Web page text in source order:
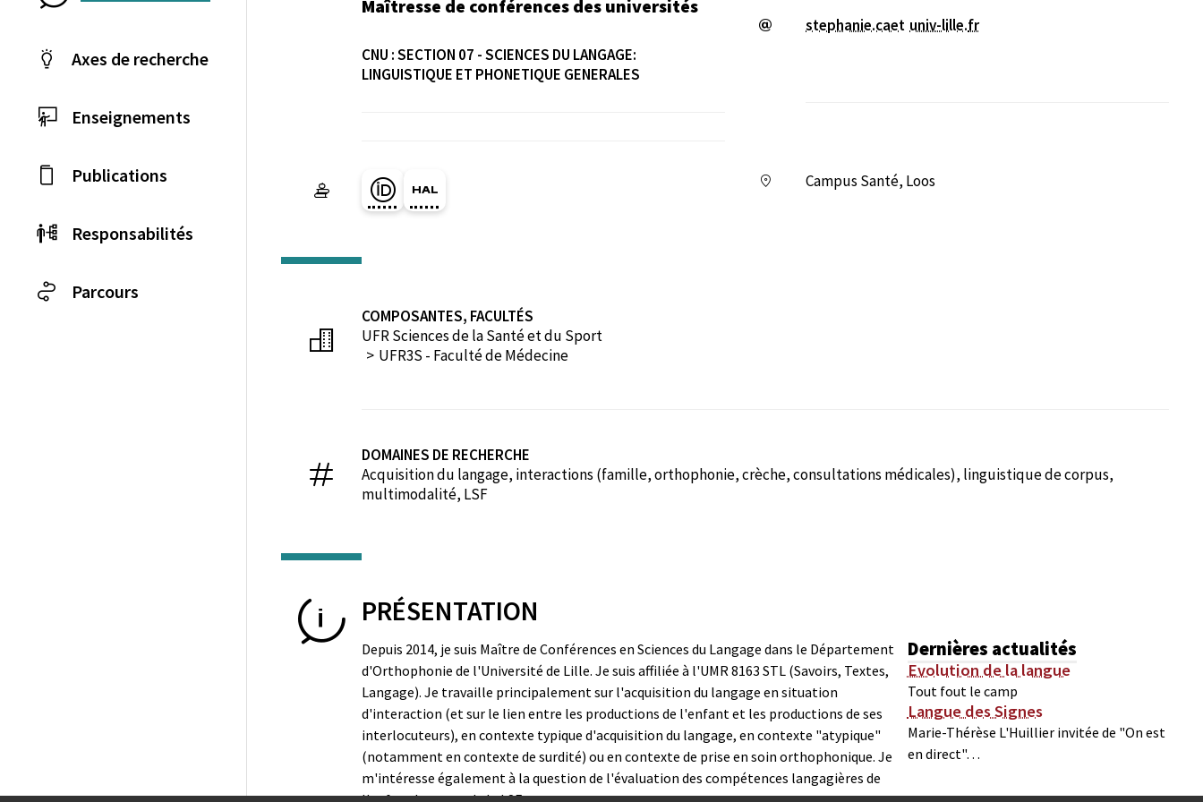
Maîtresse de conférences des universités
CNU :SECTION 07 - SCIENCES DU LANGAGE:
LINGUISTIQUE ET PHONETIQUE GENERALES
Page Orcid du membre (Ouverture dans une nouvelle fenêtre)
HAL stephanie-caet (Ouverture dans une nouvelle fenêtre)
stephanie.caet univ-lille.fr
Campus Santé, Loos
COMPOSANTES, FACULTÉS
UFR Sciences de la Santé et du Sport
UFR3S - Faculté de Médecine
DOMAINES DE RECHERCHE
Acquisition du langage, interactions (famille, orthophonie, crèche, consultations médicales), linguistique de corpus,
multimodalité, LSF
Axes de recherche
Enseignements
Publications
Responsabilités
Parcours
PRÉSENTATION
Depuis 2014, je suis Maître de Conférences en Sciences du Langage dans le Département
d'Orthophonie de l'Université de Lille. Je suis affiliée à l'UMR 8163 STL (Savoirs, Textes,
Langage). Je travaille principalement sur l'acquisition du langage en situation
d'interaction (et sur le lien entre les productions de l'enfant et les productions de ses
interlocuteurs), en contexte typique d'acquisition du langage, en contexte "atypique"
(notamment en contexte de surdité) ou en contexte de prise en soin orthophonique. Je
m'intéresse également à la question de l'évaluation des compétences langagières de
Dernières actualités
Evolution de la langue
Tout fout le camp
Langue des Signes
Marie-Thérèse L'Huillier invitée de "On est
en direct"…